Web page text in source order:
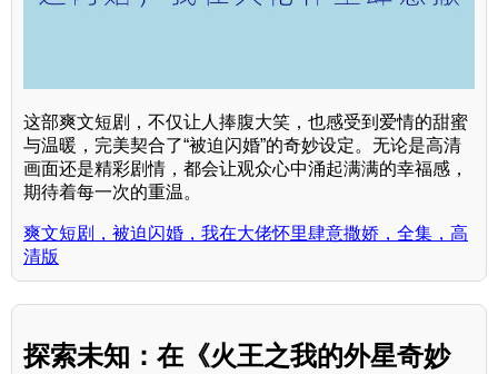
这部爽文短剧，不仅让人捧腹大笑，也感受到爱情的甜蜜
与温暖，完美契合了“被迫闪婚”的奇妙设定。无论是高清
画面还是精彩剧情，都会让观众心中涌起满满的幸福感，
期待着每一次的重温。
爽文短剧，被迫闪婚，我在大佬怀里肆意撒娇，全集，高
清版
探索未知：在《火王之我的外星奇妙